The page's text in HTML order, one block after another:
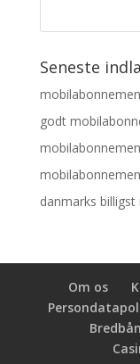
Seneste
godt
danmarks
Om os